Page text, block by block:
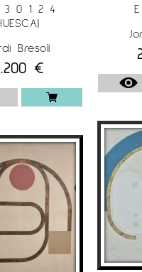
informació sobre el
a Espai Cavallers
3 0 1 2 4
Bresolí
€